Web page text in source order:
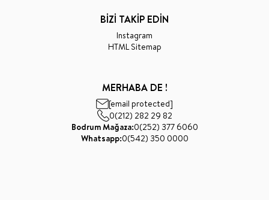
BİZİ TAKİP EDİN
Instagram
HTML Sitemap
MERHABA DE !
[email protected]
0(212) 282 29 82
Bodrum Mağaza:0(252) 377 6060
Whatsapp:0(542) 350 0000